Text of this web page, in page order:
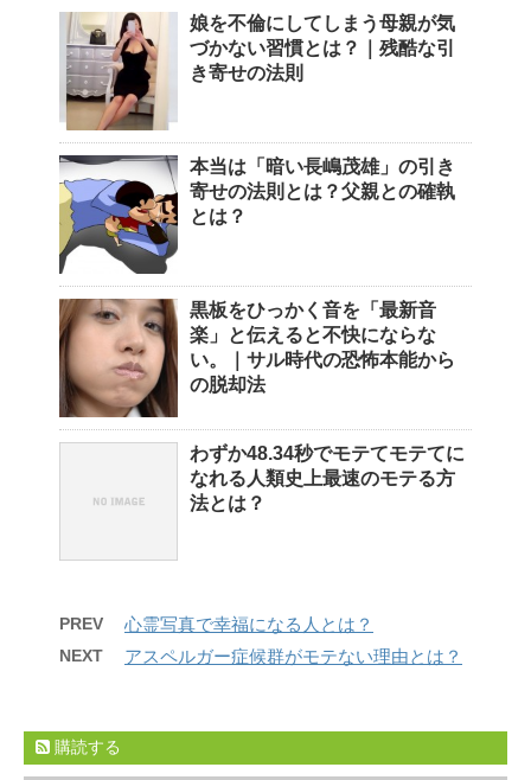
娘を不倫にしてしまう母親が気
づかない習慣とは？｜残酷な引
き寄せの法則
本当は「暗い長嶋茂雄」の引き
寄せの法則とは？父親との確執
とは？
黒板をひっかく音を「最新音
楽」と伝えると不快にならな
い。｜サル時代の恐怖本能から
の脱却法
わずか48.34秒でモテてモテてに
なれる人類史上最速のモテる方
法とは？
PREV 心霊写真で幸福になる人とは？
NEXT アスペルガー症候群がモテない理由とは？
購読する